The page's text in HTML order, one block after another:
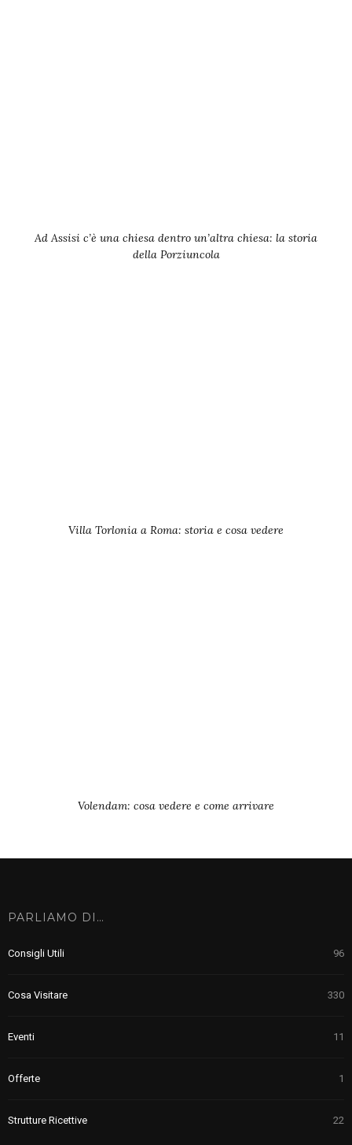
Ad Assisi c’è una chiesa dentro un’altra chiesa: la storia
della Porziuncola
Villa Torlonia a Roma: storia e cosa vedere
Volendam: cosa vedere e come arrivare
PARLIAMO DI…
Consigli Utili 96
Cosa Visitare 330
Eventi 11
Offerte 1
Strutture Ricettive 22